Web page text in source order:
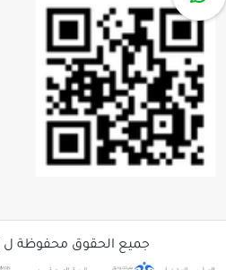
جميع الحقوق محفوظة ل زاد